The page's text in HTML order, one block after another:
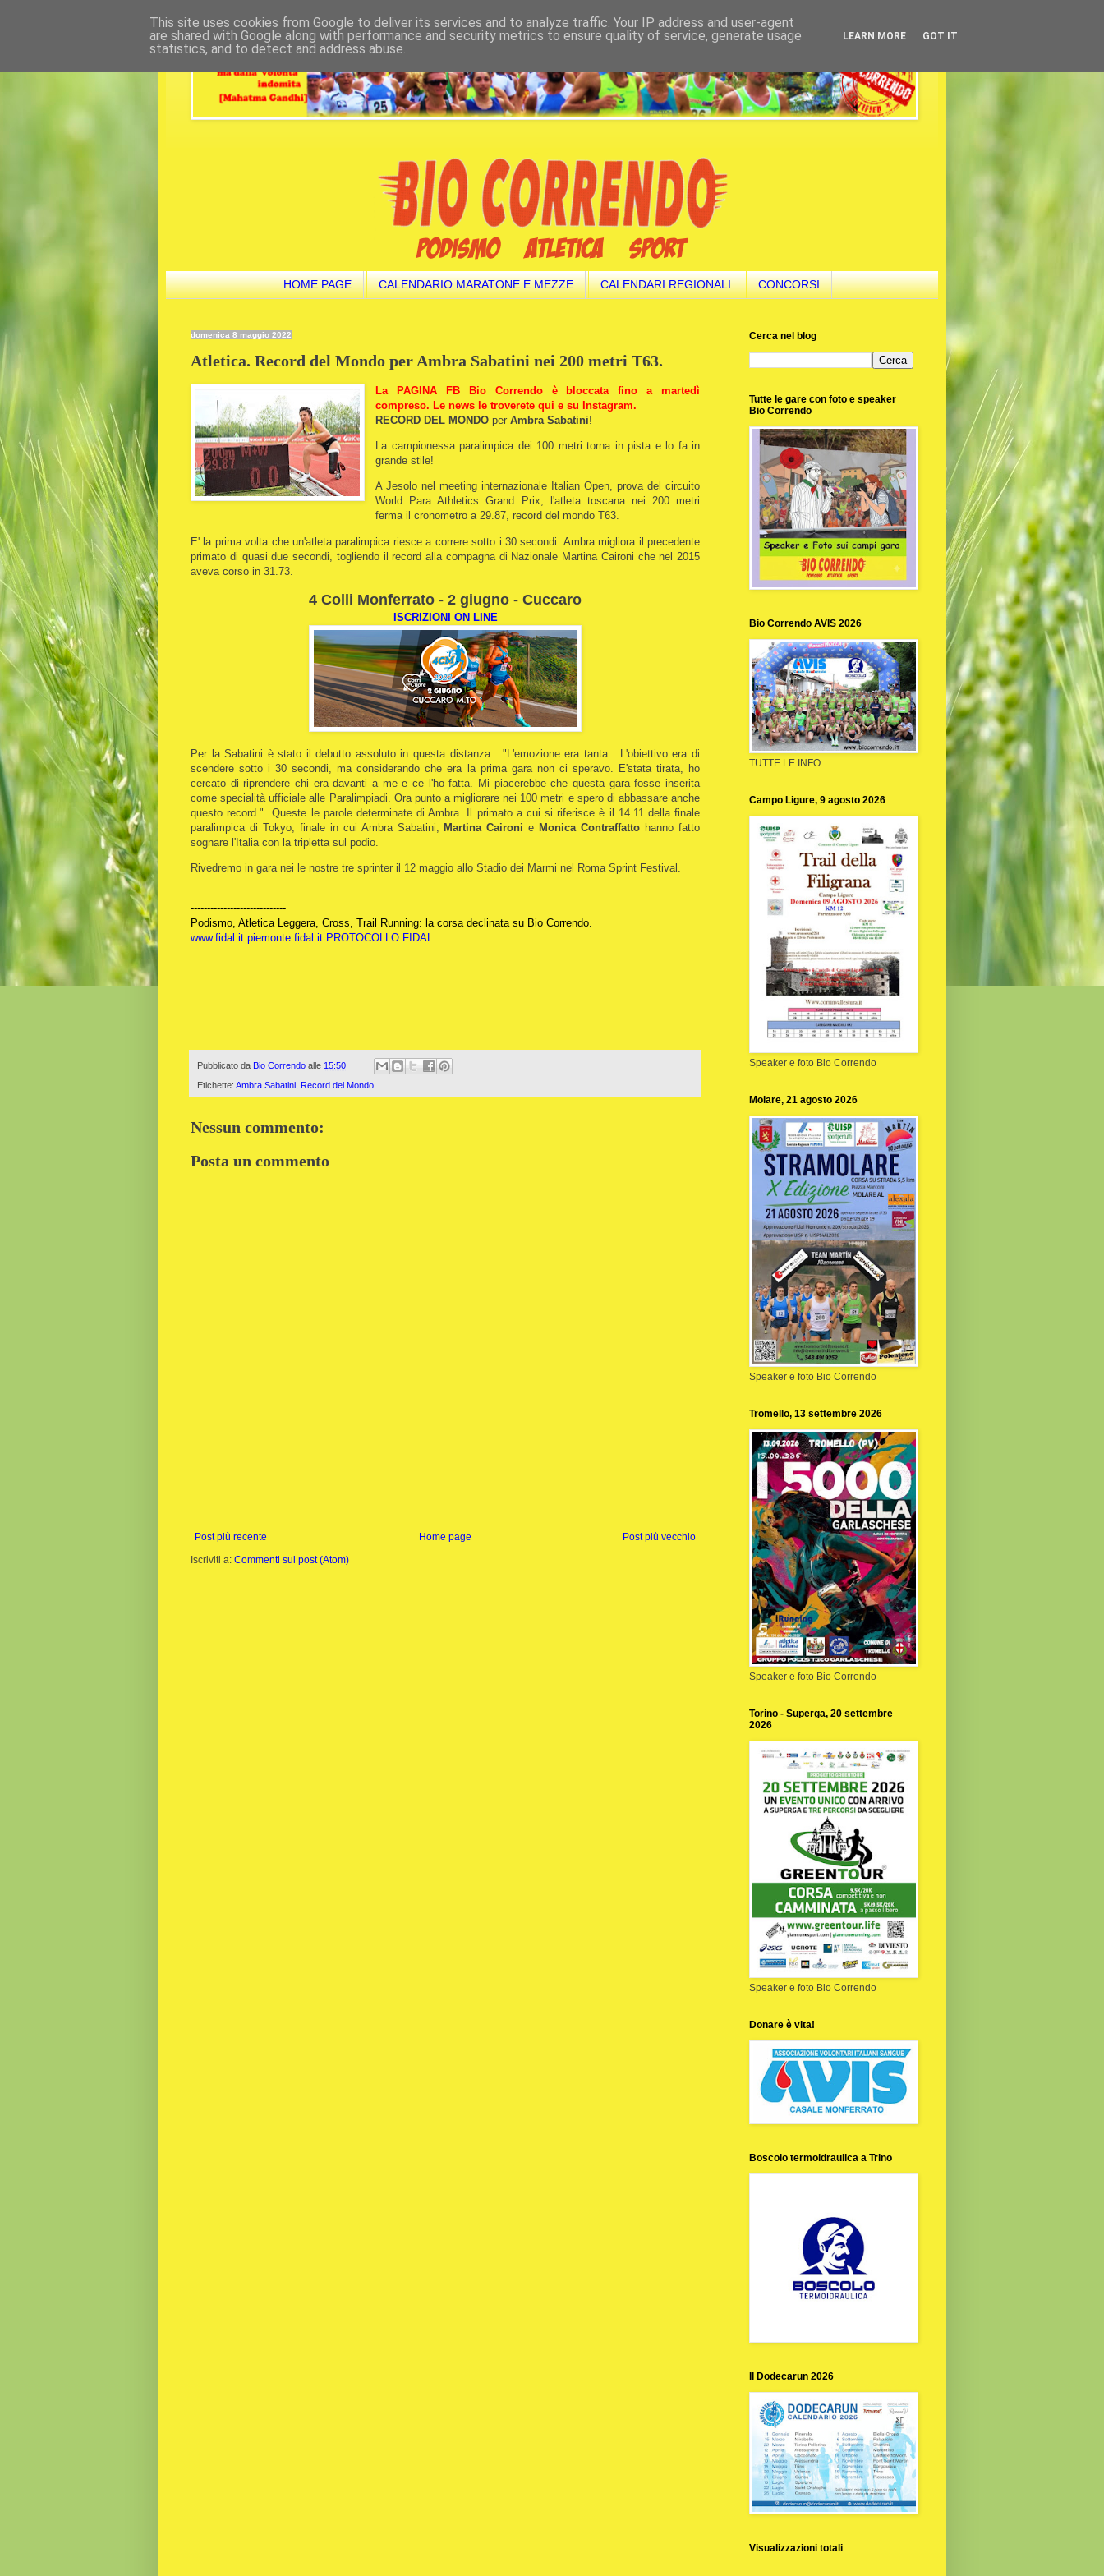
HOME PAGE CALENDARIO MARATONE E MEZZE CALENDARI REGIONALI CONCORSI
domenica 8 maggio 2022
Atletica. Record del Mondo per Ambra Sabatini nei 200 metri T63.
La PAGINA FB Bio Correndo è bloccata fino a martedì
compreso. Le news le troverete qui e su Instagram.
RECORD DEL MONDO perAmbra Sabatini!
La campionessa paralimpica dei 100 metri torna in pista e lo fa in
grande stile!
A Jesolo nel meeting internazionale Italian Open, prova del circuito
World Para Athletics Grand Prix, l'atleta toscana nei 200 metri
ferma il cronometro a 29.87, record del mondo T63.
E' la prima volta che un'atleta paralimpica riesce a correre sotto i 30 secondi. Ambra migliora il precedente
primato di quasi due secondi, togliendo il record alla compagna di Nazionale Martina Caironi che nel 2015
aveva corso in 31.73.
4 Colli Monferrato - 2 giugno - Cuccaro
ISCRIZIONI ON LINE
Per la Sabatini è stato il debutto assoluto in questa distanza. "L'emozione era tanta . L'obiettivo era di
scendere sotto i 30 secondi, ma considerando che era la prima gara non ci speravo. E'stata tirata, ho
cercato di riprendere chi era davanti a me e ce l'ho fatta. Mi piacerebbe che questa gara fosse inserita
come specialità ufficiale alle Paralimpiadi. Ora punto a migliorare nei 100 metri e spero di abbassare anche
questo record." Queste le parole determinate di Ambra. Il primato a cui si riferisce è il 14.11 della finale
paralimpica di Tokyo, finale in cui Ambra Sabatini,
Martina Caironie Monica Contraffatto hanno fatto
sognare l'Italia con la tripletta sul podio.
Rivedremo in gara nei le nostre tre sprinter il 12 maggio allo Stadio dei Marmi nel Roma Sprint Festival.
-----------------------------
Podismo, Atletica Leggera, Cross, Trail Running: la corsa declinata su Bio Correndo.
www.fidal.it piemonte.fidal.it PROTOCOLLO FIDAL
Pubblicato da Bio Correndo alle 15:50
Etichette: Ambra Sabatini, Record del Mondo
Nessun commento:
Posta un commento
Post più recente Post più vecchio
Home page
Iscriviti a: Commenti sul post (Atom)
Cerca nel blog
Tutte le gare con foto e speaker
Bio Correndo
Bio Correndo AVIS 2026
TUTTE LE INFO
Campo Ligure, 9 agosto 2026
Speaker e foto Bio Correndo
Molare, 21 agosto 2026
Speaker e foto Bio Correndo
Tromello, 13 settembre 2026
Speaker e foto Bio Correndo
Torino - Superga, 20 settembre
2026
Speaker e foto Bio Correndo
Donare è vita!
Boscolo termoidraulica a Trino
Il Dodecarun 2026
Visualizzazioni totali
This site uses cookies from Google to deliver its services and to analyze traffic. Your IP address and user-agent
are shared with Google along with performance and security metrics to ensure quality of service, generate usage
statistics, and to detect and address abuse.
LEARN MORE GOT IT